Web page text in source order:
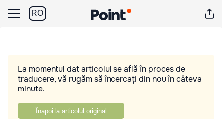
RO
La momentul dat articolul se află în proces de
traducere, vă rugăm să încercați din nou în câteva
minute.
Înapoi la articolul original